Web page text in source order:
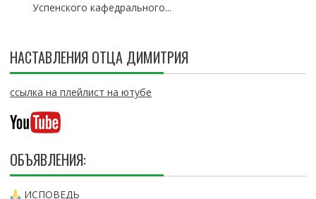
Успенского кафедрального...
НАСТАВЛЕНИЯ ОТЦА ДИМИТРИЯ
ссылка на плейлист на ютубе
ОБЪЯВЛЕНИЯ:
ИСПОВЕДЬ